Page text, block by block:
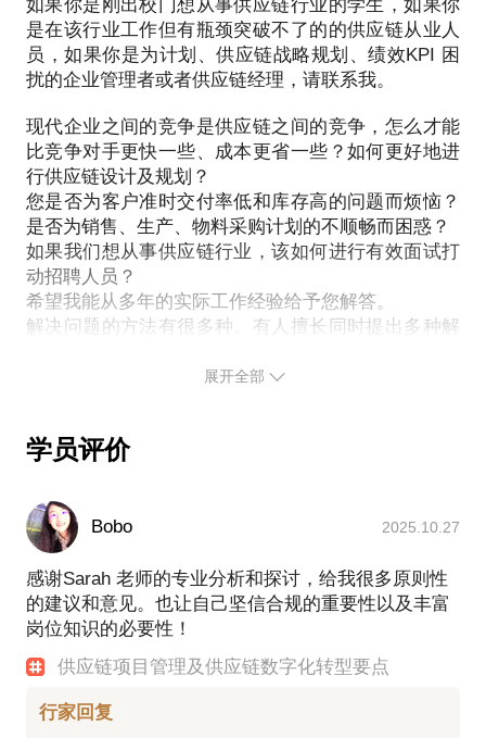
如果你是刚出校门想从事供应链行业的学生，如果你
是在该行业工作但有瓶颈突破不了的的供应链从业人
员，如果你是为计划、供应链战略规划、绩效KPI 困
扰的企业管理者或者供应链经理，请联系我。
现代企业之间的竞争是供应链之间的竞争，怎么才能
比竞争对手更快一些、成本更省一些？如何更好地进
行供应链设计及规划？
您是否为客户准时交付率低和库存高的问题而烦恼？
是否为销售、生产、物料采购计划的不顺畅而困惑？
如果我们想从事供应链行业，该如何进行有效面试打
动招聘人员？
希望我能从多年的实际工作经验给予您解答。
解决问题的方法有很多种。有人擅长同时提出多种解
切实可行的方案。没有好坏之分，看哪一种更适合
对外经济贸易大学，供应链管理专业；
职业经历：
20多年外企500强供应链从业、管理、咨询经验，曾
先后从事进出口报关、采购、计划、专家、供应链经
理、项目经理、咨询公司的高级咨询顾问等职务。涉
存控制及供应链价值流精益改进，熟悉ERP系统并实
展开全部
学员评价
Bobo 2025.10.27
感谢Sarah 老师的专业分析和探讨，给我很多原则性
的建议和意见。也让自己坚信合规的重要性以及丰富
岗位知识的必要性！
供应链项目管理及供应链数字化转型要点
行家回复